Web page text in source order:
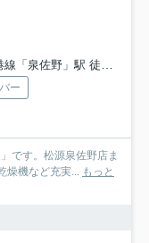
「泉佐野」駅 徒歩8分
ー
です。松源泉佐野店ま
燥機など充実... もっと